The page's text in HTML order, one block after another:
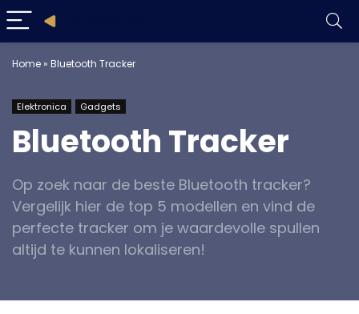
Home» Bluetooth Tracker
Elektronica Gadgets
Bluetooth Tracker
Op zoek naar de beste Bluetooth tracker?
Vergelijk hier de top 5 modellen en vind de
perfecte tracker om je waardevolle spullen
altijd te kunnen lokaliseren!